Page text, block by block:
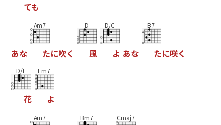
ても
あな
Am7
たに吹く
D
風
D/C
よ あな
B7
たに咲く
D/E
花
Em7
よ
Am7 Bm7 Cmaj7